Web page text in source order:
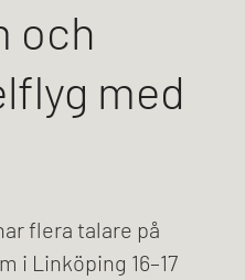
och
med
flera talare på
i Linköping 16–17